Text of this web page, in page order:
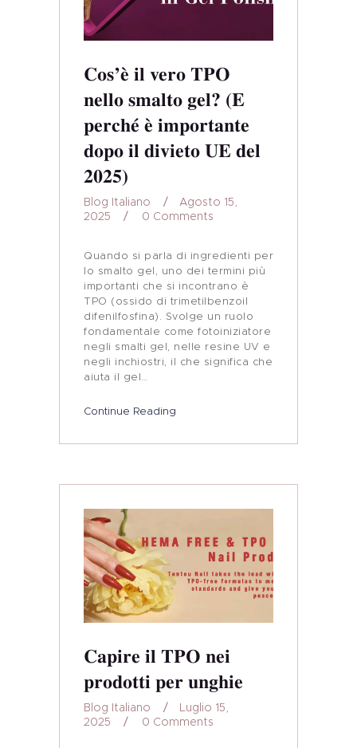
Cos’è il vero TPO
nello smalto gel? (E
perché è importante
dopo il divieto UE del
2025)
Blog Italiano
Agosto 15,
2025
0 Comments
Quando si parla di ingredienti per
lo smalto gel, uno dei termini più
importanti che si incontrano è
TPO (ossido di trimetilbenzoil
difenilfosfina). Svolge un ruolo
fondamentale come fotoiniziatore
negli smalti gel, nelle resine UV e
negli inchiostri, il che significa che
aiuta il gel…
Continue Reading
Capire il TPO nei
prodotti per unghie
Blog Italiano
Luglio 15,
2025
0 Comments